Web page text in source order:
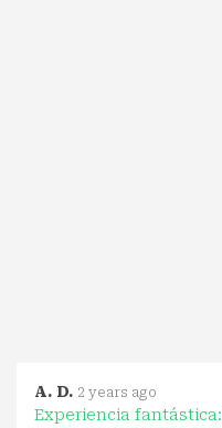
A. D. 2 years ago
Experiencia fantástica: